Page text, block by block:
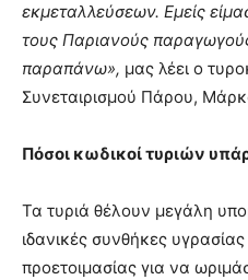
εκμεταλλεύσεων. Εμείς
τους Παριανούς
παραπάνω», μας λέει ο
Συνεταιρισμού Πάρου,
Πόσοι κωδικοί τυριών
Τα τυριά θέλουν μεγάλη
ιδανικές συνθήκες
προετοιμασίας για να